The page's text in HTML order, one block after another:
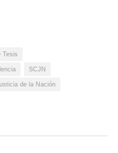
Tesis
SCJN
de la Nación